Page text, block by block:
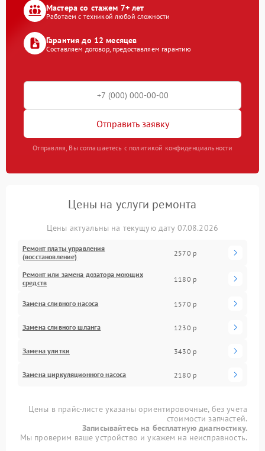
Мастера со стажем 7+ лет
Работаем с техникой любой сложности
Гарантия до 12 месяцев
Составляем договор, предоставляем гарантию
Отправить заявку
Отправляя, Вы соглашаетесь с политикой конфиденциальности
Цены на услуги ремонта
Цены актуальны на текущую дату 07.08.2026
Ремонт платы управления
(восстановление)
2570 р
Ремонт или замена дозатора моющих
средств
1180 р
Замена сливного насоса 1570 р
Замена сливного шланга 1230 р
Замена улитки 3430 р
Замена циркуляционного насоса 2180 р
Цены в прайс-листе указаны ориентировочные, без учета
стоимости запчастей.
Записывайтесь на бесплатную диагностику.
Мы проверим ваше устройство и укажем на неисправность.